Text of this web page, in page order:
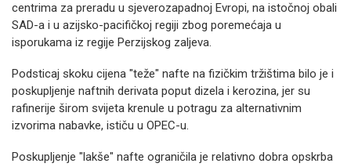
centrima za preradu u sjeverozapadnoj Evropi, na istočnoj obali
SAD-a i u azijsko-pacifičkoj regiji zbog poremećaja u
isporukama iz regije Perzijskog zaljeva.
Podsticaj skoku cijena "teže" nafte na fizičkim tržištima bilo je i
poskupljenje naftnih derivata poput dizela i kerozina, jer su
rafinerije širom svijeta krenule u potragu za alternativnim
izvorima nabavke, ističu u OPEC-u.
Poskupljenje "lakše" nafte ograničila je relativno dobra opskrba